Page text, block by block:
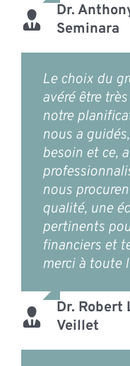
Dr.
Seminara
Le choix du
avéré être
notre
nous a
besoin et ce,
nous
qualité, une
pertinents
financiers et
merci à toute
Dr. Robert
Veillet